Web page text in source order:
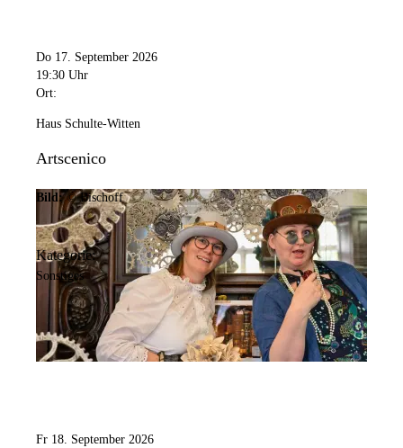
Do 17. September 2026
19:30 Uhr
Ort:
Haus Schulte-Witten
Artscenico
Bild: © Bischoff
Kategorie:
Sonstiges
Fr 18. September 2026